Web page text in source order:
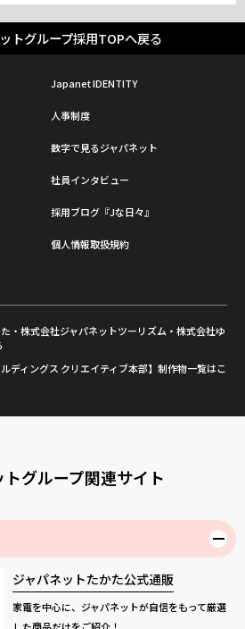
トグループ採用TOPへ戻る
Japanet IDENTITY
人事制度
数字で見るジャパネット
社員インタビュー
採用ブログ『Jな日々』
個人情報取扱規約
・株式会社ジャパネットツーリズム・株式会社ゆ
ディングス クリエイティブ本部】制作物一覧はこ
グループ関連サイト
ジャパネットたかた公式通販
家電を中心に、ジャパネットが自信をもって厳選